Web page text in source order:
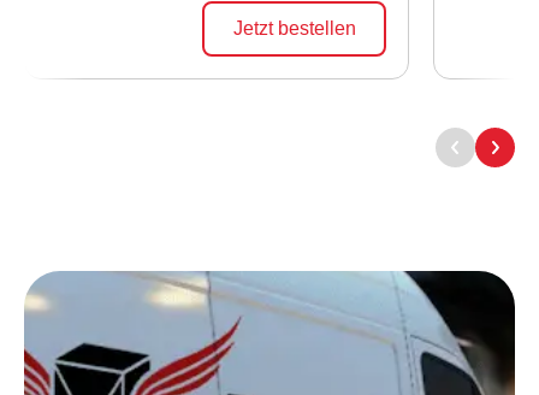
Jetzt bestellen